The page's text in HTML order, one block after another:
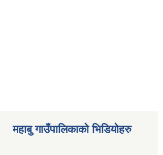
महाबु गाउँपालिकाको भिडियोहरु